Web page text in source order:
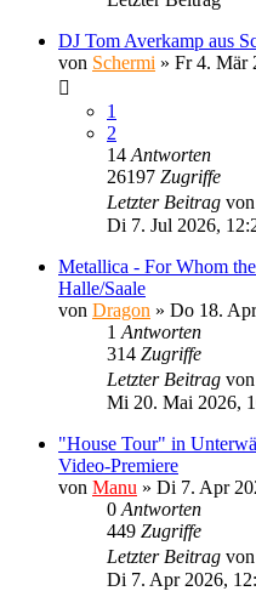
DJ Tom Averkamp aus
von Schermi » Fr 4. Mär
1
2
14 Antworten
26197 Zugriffe
Letzter Beitrag von
Di 7. Jul 2026,
Metallica - For Whom
Halle/Saale
von Dragon » Do 18.
1 Antworten
314 Zugriffe
Letzter Beitrag von
Mi 20. Mai 2026,
"House Tour" in
Video-Premiere
von Manu » Di 7. Apr
0 Antworten
449 Zugriffe
Letzter Beitrag von
Di 7. Apr 2026,